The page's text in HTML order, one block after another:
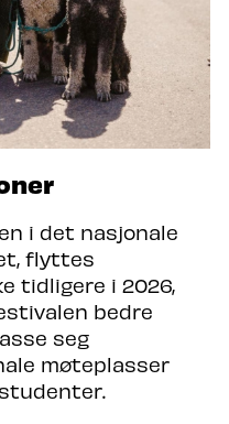
i det nasjonale
flyttes
tidligere i 2026,
bedre
seg
møteplasser